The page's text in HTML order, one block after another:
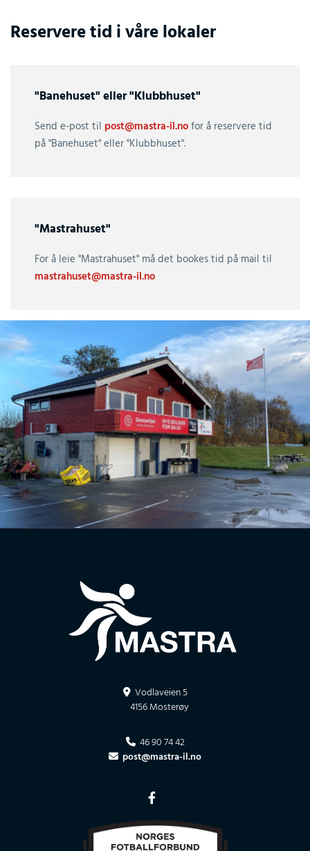
Reservere tid i våre lokaler
"Banehuset" eller "Klubbhuset"
Send e-post til post@mastra-il.nofor å reservere tid
på "Banehuset" eller "Klubbhuset".
"Mastrahuset"
For å leie "Mastrahuset" må det bookes tid på mail til
mastrahuset@mastra-il.no
Vodlaveien 5
4156 Mosterøy
46 90 74 42
 post@mastra-il.no